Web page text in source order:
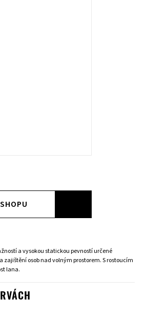
a vysokou statickou pevností určené
zajištění osob nad volným prostorem. S rostoucím
lana.